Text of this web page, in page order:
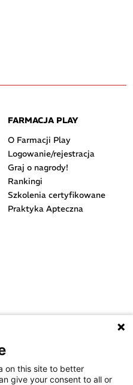
FARMACJA PLAY
O Farmacji Play
Logowanie/rejestracja
Graj o nagrody!
Rankingi
Szkolenia certyfikowane
Praktyka Apteczna
on this site to better
give your consent to all or